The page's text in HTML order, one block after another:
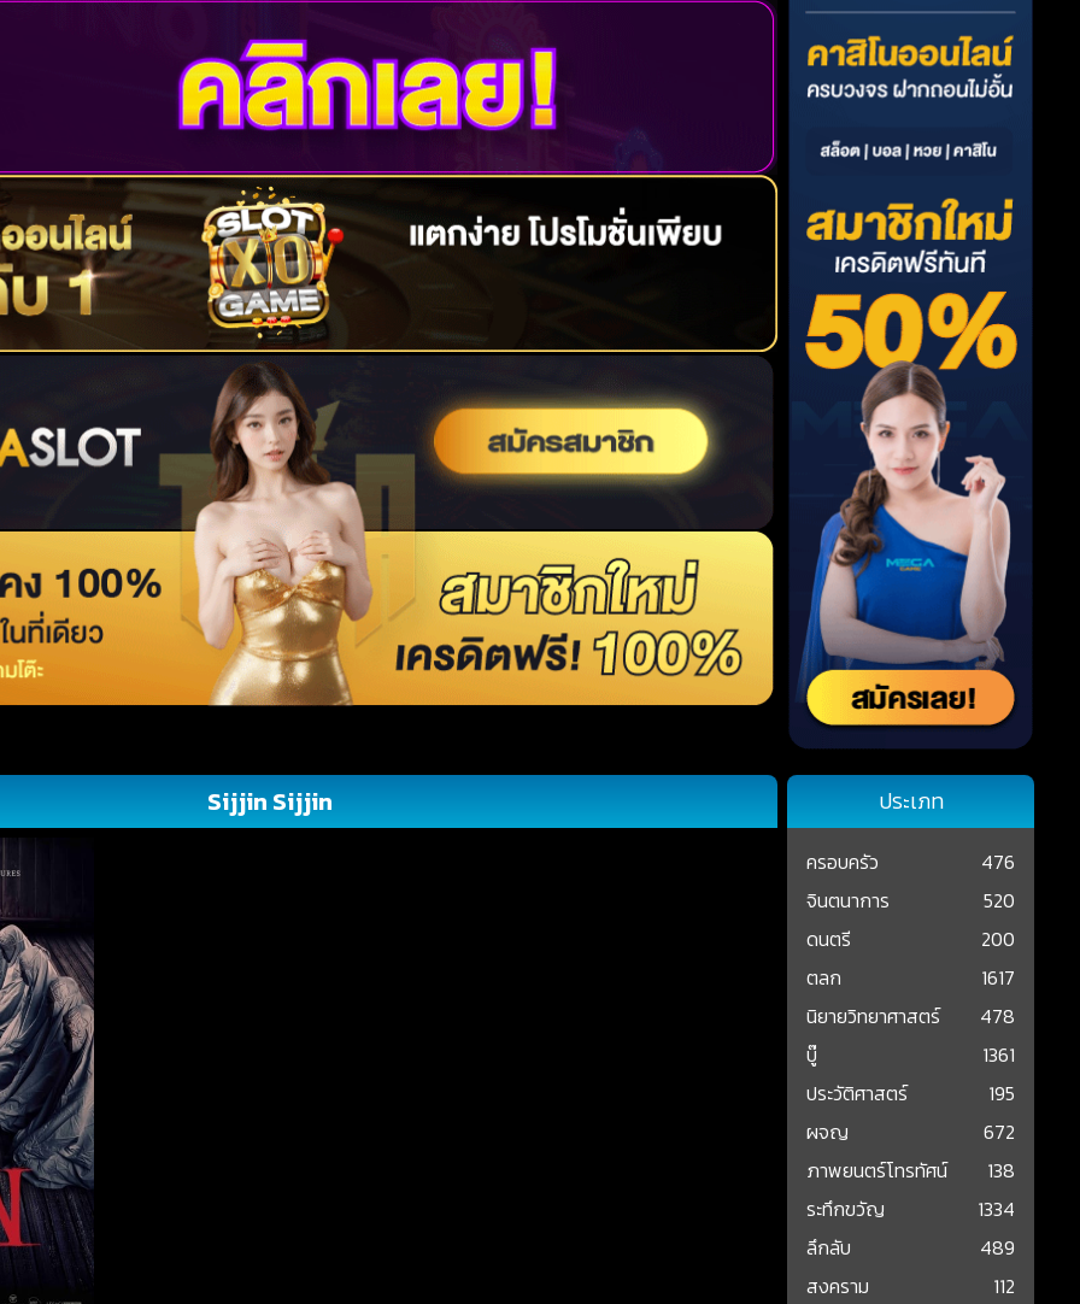
Sijjin Sijjin ประเภท
ครอบครัว
476
จินตนาการ
520
ดนตรี
200
ตลก
1617
นิยายวิทยาศาสตร์
478
บู๊
1361
ประวัติศาสตร์
195
ผจญ
672
ภาพยนตร์โทรทัศน์
138
ระทึกขวัญ
1334
ลึกลับ
489
สงคราม
112